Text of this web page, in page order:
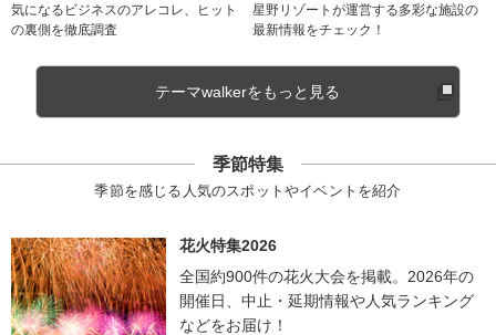
気になるビジネスのアレコレ、ヒット
の裏側を徹底調査
星野リゾートが運営する多彩な施設の
最新情報をチェック！
テーマwalkerをもっと見る
季節特集
季節を感じる人気のスポットやイベントを紹介
花火特集2026
全国約900件の花火大会を掲載。2026年の
開催日、中止・延期情報や人気ランキング
などをお届け！